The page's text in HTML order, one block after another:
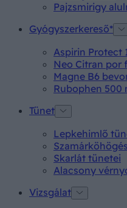
Pajzsmirigy
Gyógyszerkereső*
Aspirin Protect
Neo Citran por
Magne B6
Rubophen 500
Tünet
Lepkehimlő
Skarlát tünetei
Alacsony
Vizsgálat